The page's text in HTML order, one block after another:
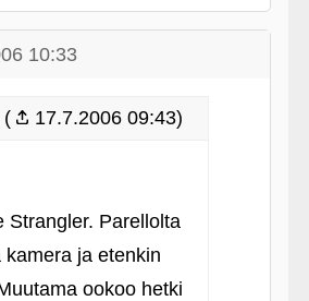
10:33
(
17.7.2006 09:43)
Strangler. Parellolta
kamera ja etenkin
ookoo hetki